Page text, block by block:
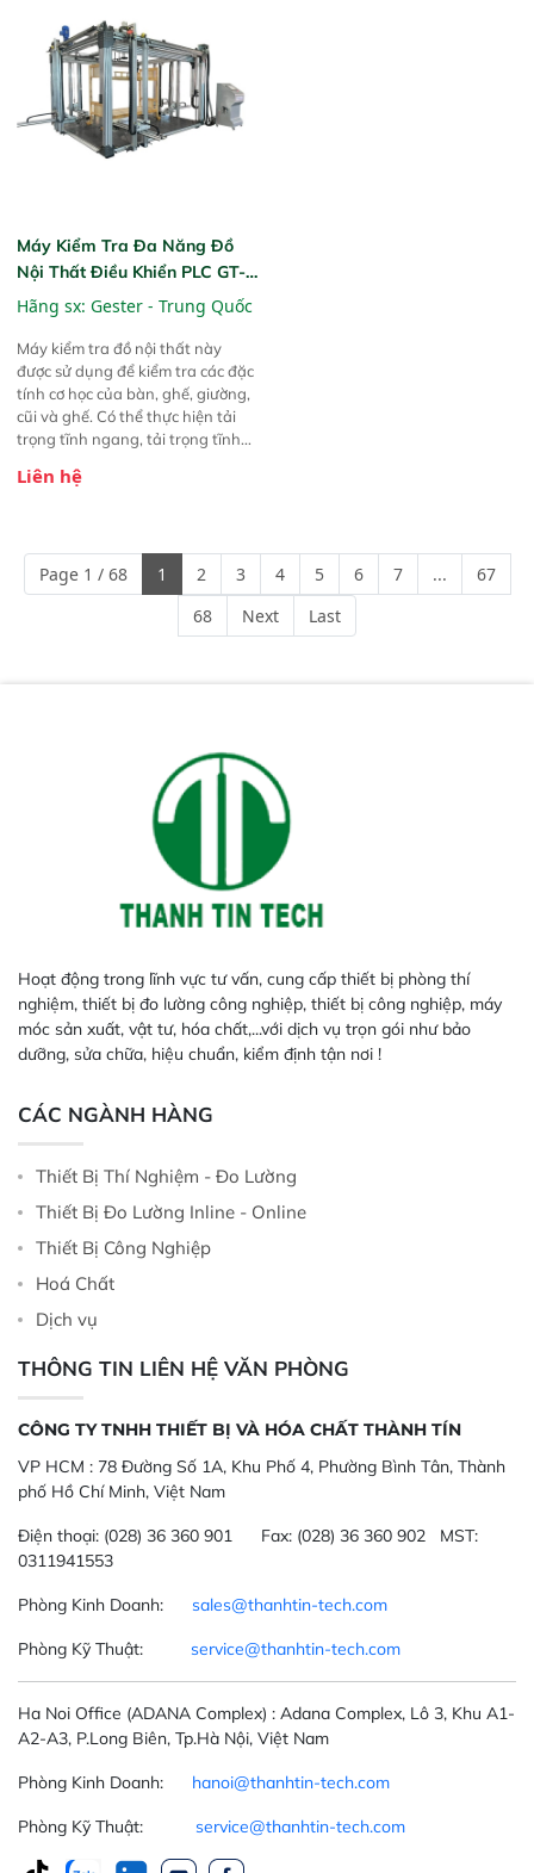
thực phẩm, nông sản,..
Máy Kiểm Tra Đa Năng Đồ
Nội Thất Điều Khiển PLC GT-
LA10D Furniture Universal
Testing Machine PLC Control
Hãng sx: Gester - Trung Quốc
Máy kiểm tra đồ nội thất này
được sử dụng để kiểm tra các đặc
tính cơ học của bàn, ghế, giường,
cũi và ghế. Có thể thực hiện tải
trọng tĩnh ngang, tải trọng tĩnh
nghiệm độ bền.
Liên hệ
Page 1 / 68 1 2 3 4 5 6 7 ...
67
68
Next Last
Hoạt động trong lĩnh vực tư vấn, cung cấp thiết bị phòng thí
nghiệm, thiết bị đo lường công nghiệp, thiết bị công nghiệp, máy
móc sản xuất, vật tư, hóa chất,...với dịch vụ trọn gói như bảo
dưỡng, sửa chữa, hiệu chuẩn, kiểm định tận nơi !
CÁC NGÀNH HÀNG
Thiết Bị Thí Nghiệm - Đo Lường
Thiết Bị Đo Lường Inline - Online
Thiết Bị Công Nghiệp
Hoá Chất
Dịch vụ
THÔNG TIN LIÊN HỆ VĂN PHÒNG
CÔNG TY TNHH THIẾT BỊ VÀ HÓA CHẤT THÀNH TÍN
VP HCM : 78 Đường Số 1A, Khu Phố 4, Phường Bình Tân, Thành
phố Hồ Chí Minh, Việt Nam
Điện thoại: (028) 36 360 901 Fax: (028) 36 360 902 MST:
0311941553
Phòng Kinh Doanh: sales@thanhtin-tech.com
Phòng Kỹ Thuật: service@thanhtin-tech.com
Ha Noi Office (ADANA Complex) : Adana Complex, Lô 3, Khu A1-
A2-A3, P.Long Biên, Tp.Hà Nội, Việt Nam
Phòng Kinh Doanh: hanoi@thanhtin-tech.com
Phòng Kỹ Thuật: service@thanhtin-tech.com